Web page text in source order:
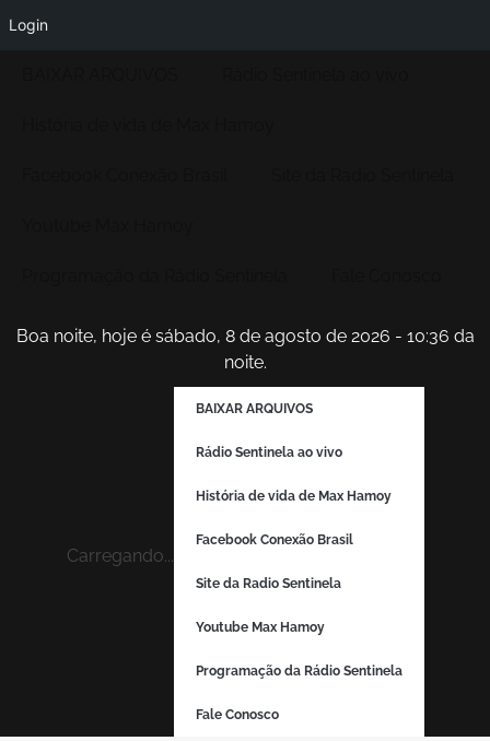
Boa noite, hoje é sábado, 8 de agosto de 2026 - 10:36 da
noite.
Carregando...
BAIXAR ARQUIVOS
Rádio Sentinela ao vivo
História de vida de Max Hamoy
Facebook Conexão Brasil
Site da Radio Sentinela
Youtube Max Hamoy
Programação da Rádio Sentinela
Fale Conosco
Login